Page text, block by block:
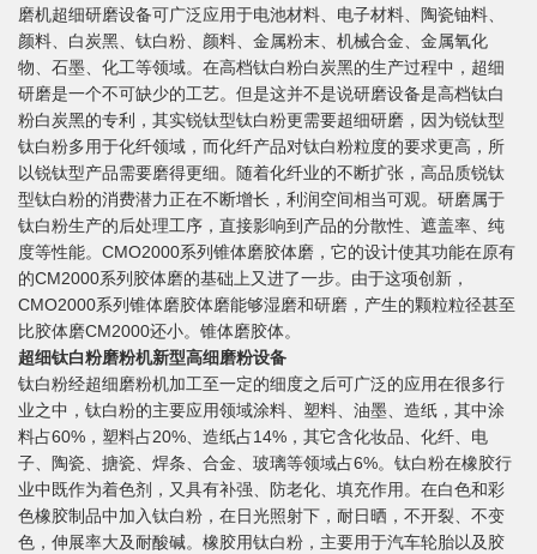
磨机超细研磨设备可广泛应用于电池材料、电子材料、陶瓷铀料、
颜料、白炭黑、钛白粉、颜料、金属粉末、机械合金、金属氧化
物、石墨、化工等领域。在高档钛白粉白炭黑的生产过程中，超细
研磨是一个不可缺少的工艺。但是这并不是说研磨设备是高档钛白
粉白炭黑的专利，其实锐钛型钛白粉更需要超细研磨，因为锐钛型
钛白粉多用于化纤领域，而化纤产品对钛白粉粒度的要求更高，所
以锐钛型产品需要磨得更细。随着化纤业的不断扩张，高品质锐钛
型钛白粉的消费潜力正在不断增长，利润空间相当可观。研磨属于
钛白粉生产的后处理工序，直接影响到产品的分散性、遮盖率、纯
度等性能。CMO2000系列锥体磨胶体磨，它的设计使其功能在原有
的CM2000系列胶体磨的基础上又进了一步。由于这项创新，
CMO2000系列锥体磨胶体磨能够湿磨和研磨，产生的颗粒粒径甚至
比胶体磨CM2000还小。锥体磨胶体。
超细钛白粉磨粉机新型高细磨粉设备
钛白粉经超细磨粉机加工至一定的细度之后可广泛的应用在很多行
业之中，钛白粉的主要应用领域涂料、塑料、油墨、造纸，其中涂
料占60%，塑料占20%、造纸占14%，其它含化妆品、化纤、电
子、陶瓷、搪瓷、焊条、合金、玻璃等领域占6%。钛白粉在橡胶行
业中既作为着色剂，又具有补强、防老化、填充作用。在白色和彩
色橡胶制品中加入钛白粉，在日光照射下，耐日晒，不开裂、不变
色，伸展率大及耐酸碱。橡胶用钛白粉，主要用于汽车轮胎以及胶